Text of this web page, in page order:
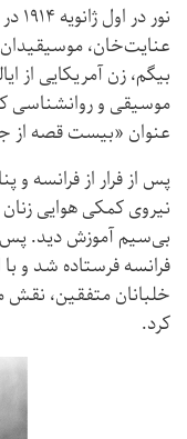
عنایت‌خان،
بیگم، زن آمریکایی از
موسیقی و روانشناسی
عنوان «بیست قصه از
بی‌سیم آموزش دید. پس
فرانسه فرستاده شد و
خلبانان متفقین، نقش
کرد.